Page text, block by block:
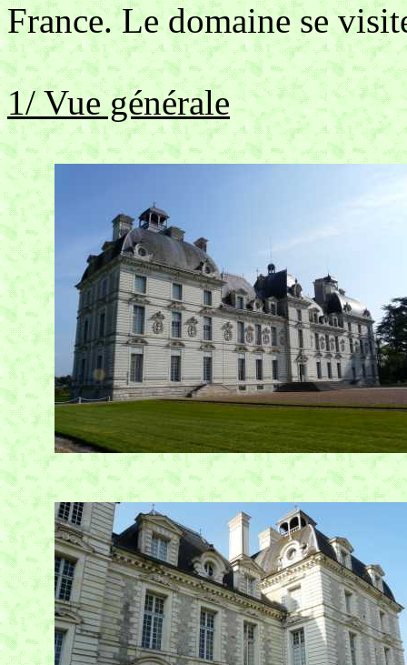
France. Le domaine se
1/ Vue générale